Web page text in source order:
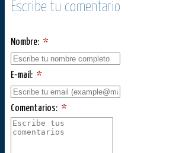
Escribe tu comentario
Nombre: *
E-mail: *
Comentarios: *